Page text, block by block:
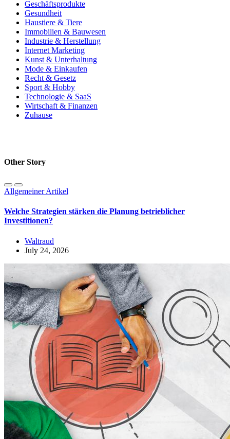
Geschäftsprodukte
Gesundheit
Haustiere & Tiere
Immobilien & Bauwesen
Industrie & Herstellung
Internet Marketing
Kunst & Unterhaltung
Mode & Einkaufen
Recht & Gesetz
Sport & Hobby
Technologie & SaaS
Wirtschaft & Finanzen
Zuhause
Other Story
Allgemeiner Artikel
Welche Strategien stärken die Planung betrieblicher
Investitionen?
Waltraud
July 24, 2026